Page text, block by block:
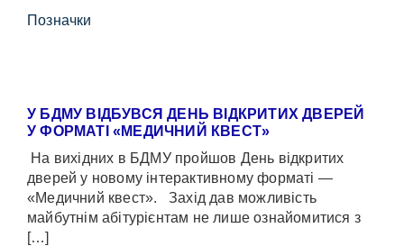
Позначки
У БДМУ ВІДБУВСЯ ДЕНЬ ВІДКРИТИХ ДВЕРЕЙ
У ФОРМАТІ «МЕДИЧНИЙ КВЕСТ»
На вихідних в БДМУ пройшов День відкритих
дверей у новому інтерактивному форматі —
«Медичний квест». Захід дав можливість
майбутнім абітурієнтам не лише ознайомитися з
[…]